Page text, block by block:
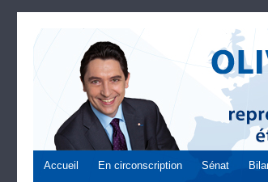
Accueil En circonscription Sénat